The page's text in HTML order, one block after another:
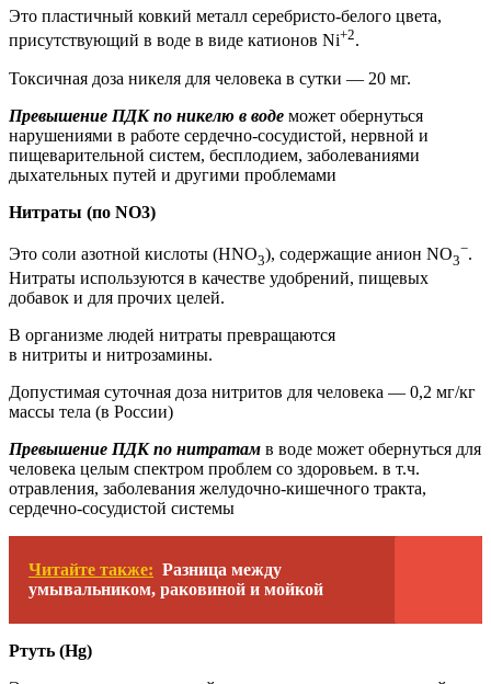
Это пластичный ковкий металл серебристо-белого цвета,
присутствующий в воде в виде катионов Ni+2.
Токсичная доза никеля для человека в сутки — 20 мг.
Превышение ПДК по никелю в воде может обернуться
нарушениями в работе сердечно-сосудистой, нервной и
пищеварительной систем, бесплодием, заболеваниями
дыхательных путей и другими проблемами
Нитраты (по NO3)
Это соли азотной кислоты (HNO3), содержащие анион NO3
−.
Нитраты используются в качестве удобрений, пищевых
добавок и для прочих целей.
В организме людей нитраты превращаются
в нитриты и нитрозамины.
Допустимая суточная доза нитритов для человека — 0,2 мг/кг
массы тела (в России)
Превышение ПДК по нитратам в воде может обернуться для
человека целым спектром проблем со здоровьем. в т.ч.
отравления, заболевания желудочно-кишечного тракта,
сердечно-сосудистой системы
Читайте также: Разница между
умывальником, раковиной и мойкой
Ртуть (Hg)